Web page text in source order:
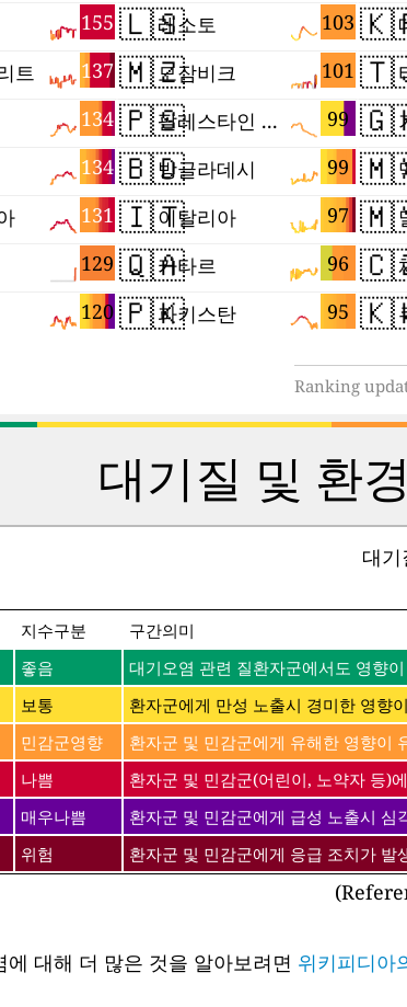
155
137
트
134
134
131
129
120
🇱🇸 103
레소토
🇲🇿 101
모잠비크
🇵🇸 99
팔레스타인 지구
🇧🇩 99
방글라데시
🇮🇹 97
이탈리아
🇶🇦 96
카타르
🇵🇰 95
파키스탄
Ranking
대기질 및 환
대
지수구분
구간의미
좋음
대기오염 관련 질환자군에서도 영향
보통
환자군에게 만성 노출시 경미한 영향
민감군영향
환자군 및 민감군에게 유해한 영향이
나쁨
환자군 및 민감군(어린이, 노약자 등)
매우나쁨
환자군 및 민감군에게 급성 노출시
위험 환자군 및 민감군에게 응급 조치가
에 대해 더 많은 것을 알아보려면 위키피디아